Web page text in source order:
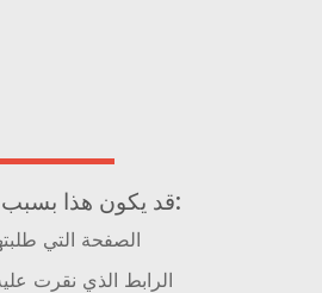
قد يكون هذا بسبب عدة أسباب:
الصفحة التي
الرابط الذي نقرت